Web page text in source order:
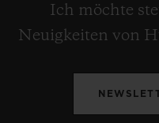
Ich möchte
Neuigkeiten von